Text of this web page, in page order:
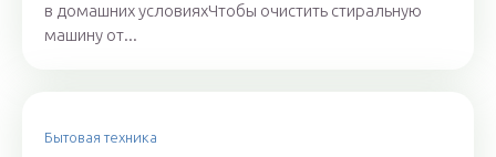
в домашних условияхЧтобы очистить стиральную
машину от...
Бытовая техника